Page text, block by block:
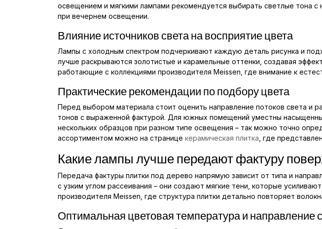
освещением и мягкими лампами рекомендуется выбирать светлые тона
при вечернем освещении.
Влияние источников света на восприятие цвета
Лампы с холодным спектром подчеркивают каждую деталь рисунка и
лучше раскрываются золотистые и карамельные оттенки, создавая
работающие с коллекциями производителя Meissen, где внимание к
Практические рекомендации по подбору цвета
Перед выбором материала стоит оценить направление потоков света и
тонов с выраженной фактурой. Для южных помещений уместны
нескольких образцов при разном типе освещения – так можно точно
ассортиментом можно на странице керамическая плитка , где
Какие лампы лучше передают фактуру
Передача фактуры плитки под дерево напрямую зависит от типа и
с узким углом рассеивания – они создают мягкие тени, которые
производителя Meissen, где структура плитки детально повторяет
Оптимальная цветовая температура и направление